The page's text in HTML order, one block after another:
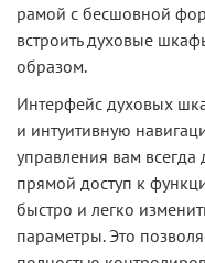
рамой с бесшовной
встроить духовые
образом.
Интерфейс духовых
и интуитивную
управления вам
прямой доступ к
быстро и легко
параметры. Это